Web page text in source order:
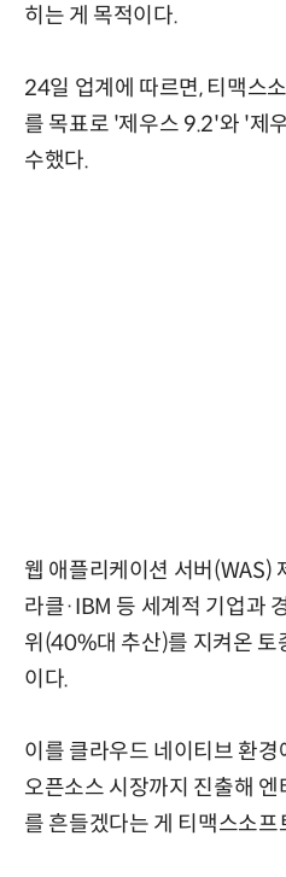
히는 게 목적이다.
24일 업계에 따르면, 티맥스
를 목표로 '제우스 9.2'와 '제
수했다.
웹 애플리케이션 서버(WAS)
라클·IBM 등 세계적 기업과
위(40%대 추산)를 지켜온 토
이다.
이를 클라우드 네이티브 환
오픈소스 시장까지 진출해
를 흔들겠다는 게 티맥스소